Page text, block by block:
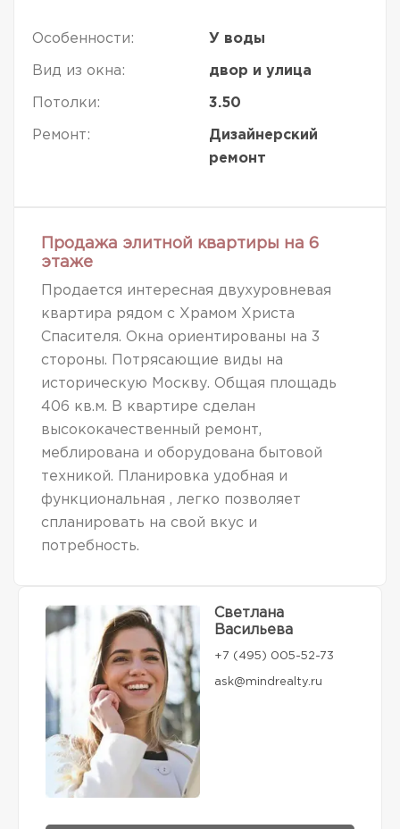
Особенности: У воды
Вид из окна: двор и улица
Потолки: 3.50
Ремонт:
Дизайнерский
ремонт
Продажа элитной квартиры на 6
этаже
Продается интересная двухуровневая
квартира рядом с Храмом Христа
Спасителя. Окна ориентированы на 3
стороны. Потрясающие виды на
историческую Москву. Общая площадь
406 кв.м. В квартире сделан
высококачественный ремонт,
меблирована и оборудована бытовой
техникой. Планировка удобная и
функциональная , легко позволяет
спланировать на свой вкус и
потребность.
Светлана
Васильева
+7 (495) 005-52-73
ask@mindrealty.ru